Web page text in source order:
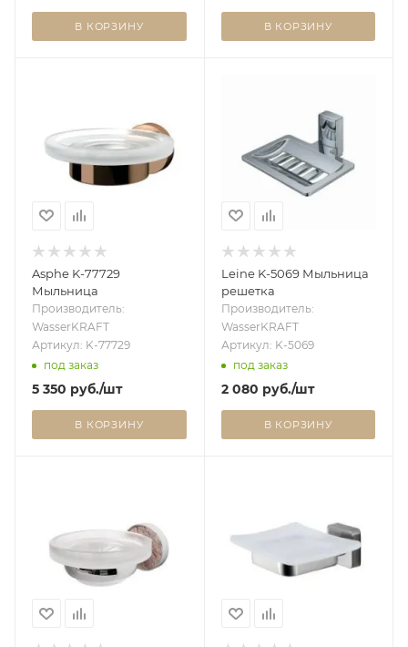
В КОРЗИНУ В КОРЗИНУ
Asphe K-77729
Мыльница
Производитель:
WasserKRAFT
Артикул: K-77729
под заказ
5 350 руб./шт
В КОРЗИНУ
Leine K-5069 Мыльница
решетка
Производитель:
WasserKRAFT
Артикул: K-5069
под заказ
2 080 руб./шт
В КОРЗИНУ